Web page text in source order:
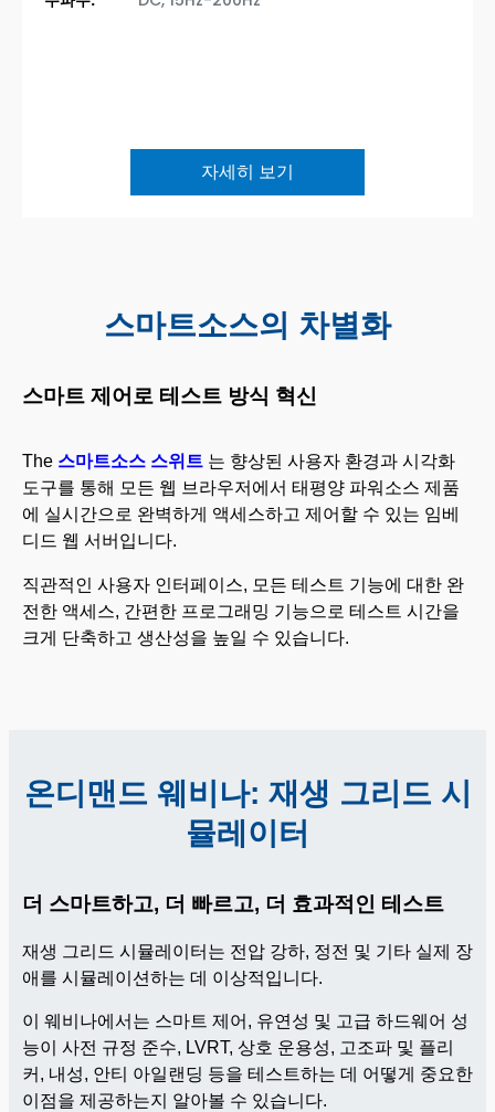
자세히 보기
스마트소스의 차별화
스마트 제어로 테스트 방식 혁신
The 스마트소스 스위트 는 향상된 사용자 환경과 시각화
도구를 통해 모든 웹 브라우저에서 태평양 파워소스 제품
에 실시간으로 완벽하게 액세스하고 제어할 수 있는 임베
디드 웹 서버입니다.
직관적인 사용자 인터페이스, 모든 테스트 기능에 대한 완
전한 액세스, 간편한 프로그래밍 기능으로 테스트 시간을
크게 단축하고 생산성을 높일 수 있습니다.
온디맨드 웨비나: 재생 그리드 시
뮬레이터
더 스마트하고, 더 빠르고, 더 효과적인 테스트
재생 그리드 시뮬레이터는 전압 강하, 정전 및 기타 실제 장
애를 시뮬레이션하는 데 이상적입니다.
이 웨비나에서는 스마트 제어, 유연성 및 고급 하드웨어 성
능이 사전 규정 준수, LVRT, 상호 운용성, 고조파 및 플리
커, 내성, 안티 아일랜딩 등을 테스트하는 데 어떻게 중요한
이점을 제공하는지 알아볼 수 있습니다.